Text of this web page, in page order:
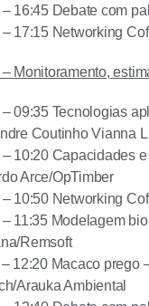
– 16:45 Debate com
– 17:15 Networking
Monitoramento,
09:35 Tecnologias
Coutinho Vianna
10:20 Capacidades
Arce/OpTimber
– 10:50 Networking
– 11:35 Modelagem
Remsoft
– 12:20 Macaco prego
Arauka Ambiental